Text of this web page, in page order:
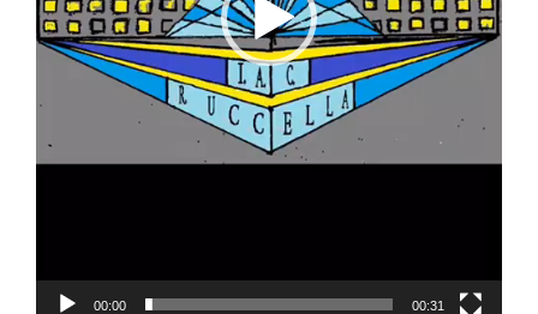
00:00 00:31